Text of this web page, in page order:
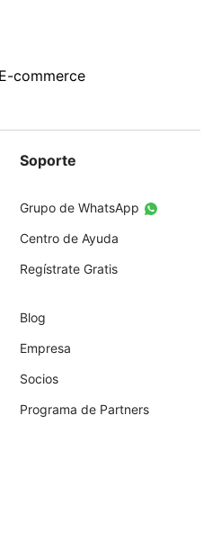
commerce
Soporte
Grupo de WhatsApp
Centro de Ayuda
Regístrate Gratis
Blog
Empresa
Socios
Programa de Partners